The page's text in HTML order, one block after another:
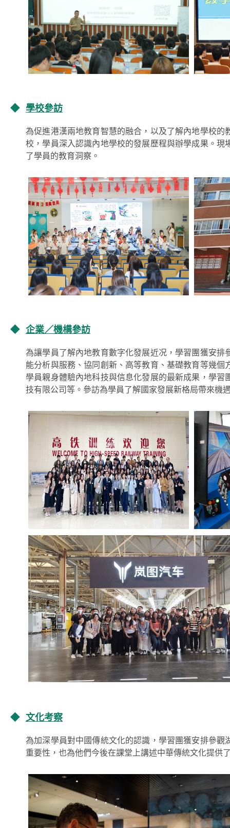
◆ 學校參訪
為促進港漢兩地教育智慧的融合，以及了解內地學校
校，學員深入認識內地學校的發展歷程與辦學成果。
了學員的教育洞察。
◆ 企業／機構參訪
為讓學員了解內地教育數字化發展近况，學習團獲安
能分析與服務、協同創新、高等教育、基礎教育等幾
學員親身體驗內地科技與信息化發展的最新成果，學
技有限公司等。參訪為學員了解國家發展新格局帶來機
◆ 文化考察
為加深學員對中國傳統文化的認識，學習團獲安排參
重要性，也為他們今後在課堂上講述中華傳統文化提供